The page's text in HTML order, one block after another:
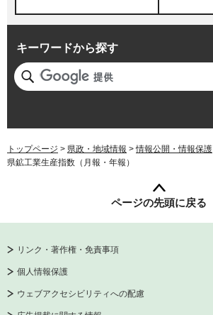
キーワードから探す
トップページ > 県政・地域情報 >情報公開・情報保護
県鉱工業生産指数（月報・年報）
ページの先頭に戻る
リンク・著作権・免責事項
個人情報保護
ウェブアクセシビリティへの配慮